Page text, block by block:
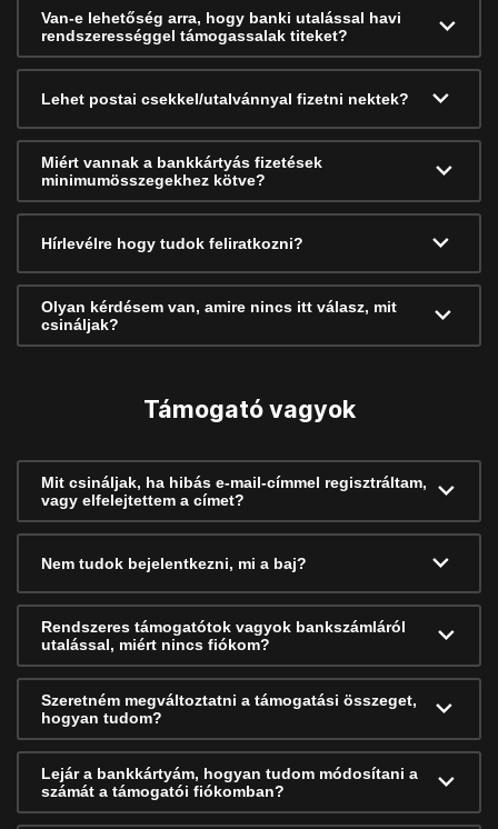
Van-e lehetőség arra, hogy banki utalással havi
rendszerességgel támogassalak titeket?
Lehet postai csekkel/utalvánnyal fizetni nektek?
Miért vannak a bankkártyás fizetések
minimumösszegekhez kötve?
Hírlevélre hogy tudok feliratkozni?
Olyan kérdésem van, amire nincs itt válasz, mit
csináljak?
Támogató vagyok
Mit csináljak, ha hibás e-mail-címmel regisztráltam,
vagy elfelejtettem a címet?
Nem tudok bejelentkezni, mi a baj?
Rendszeres támogatótok vagyok bankszámláról
utalással, miért nincs fiókom?
Szeretném megváltoztatni a támogatási összeget,
hogyan tudom?
Lejár a bankkártyám, hogyan tudom módosítani a
számát a támogatói fiókomban?